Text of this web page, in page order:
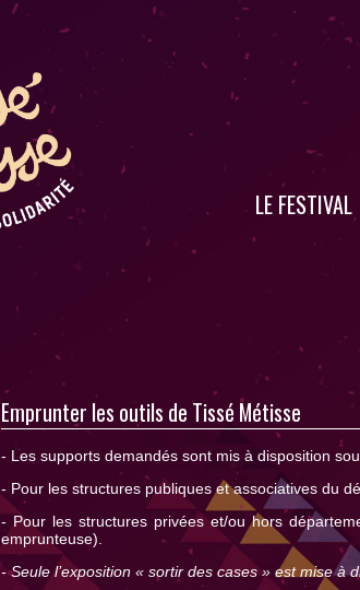
LE FESTIVAL
Emprunter les outils de Tissé Métisse
- Les supports demandés sont mis à disposition
- Pour les structures publiques et associatives du
- Pour les structures privées et/ou hors
emprunteuse).
- Seule l’exposition « sortir des cases » est mise à